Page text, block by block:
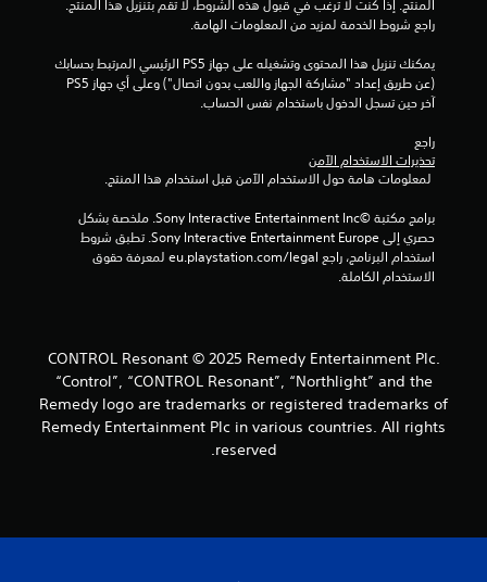
راجع شروط الخدمة لمزيد من المعلومات الهامة.
آخر حين تسجل الدخول باستخدام نفس الحساب.
راجع
تحذيرات الاستخدام الآمن
الاستخدام الكاملة.
CONTROL Resonant © 2025 Remedy Entertainment Plc.
“Control”, “CONTROL Resonant”, “Northlight” and the
Remedy logo are trademarks or registered trademarks of
Remedy Entertainment Plc in various countries. All rights
reserved.